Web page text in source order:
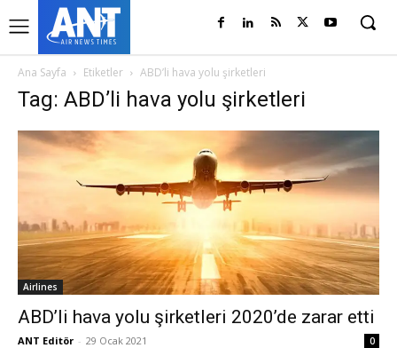
Ana Sayfa Etiketler ABD’li hava yolu şirketleri
Tag: ABD’li hava yolu şirketleri
Airlines
ABD’li hava yolu şirketleri 2020’de zarar etti
ANT Editör - 29 Ocak 2021 0